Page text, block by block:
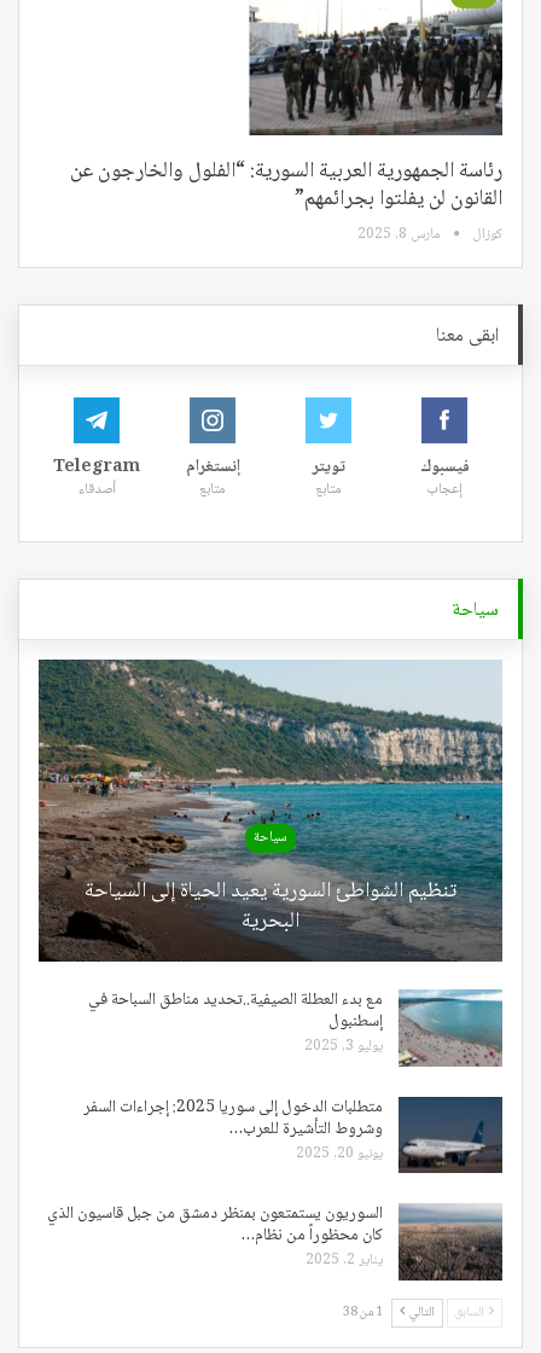
رئاسة الجمهورية العربية السورية: “الفلول والخارجون عن
القانون لن يفلتوا بجرائمهم”
كوزال مارس 8, 2025
ابقى معنا
فيسبوك
إعجاب
تويتر
متابع
إنستغرام
متابع
Telegram
أصدقاء
سياحة
سياحة
تنظيم الشواطئ السورية يعيد الحياة إلى السياحة
البحرية
مع بدء العطلة الصيفية..تحديد مناطق السباحة في
إسطنبول
يوليو 3, 2025
متطلبات الدخول إلى سوريا 2025: إجراءات السفر
وشروط التأشيرة للعرب…
يونيو 20, 2025
السوريون يستمتعون بمنظر دمشق من جبل قاسيون الذي
كان محظوراً من نظام…
يناير 2, 2025
السابق التالي 1 من 38